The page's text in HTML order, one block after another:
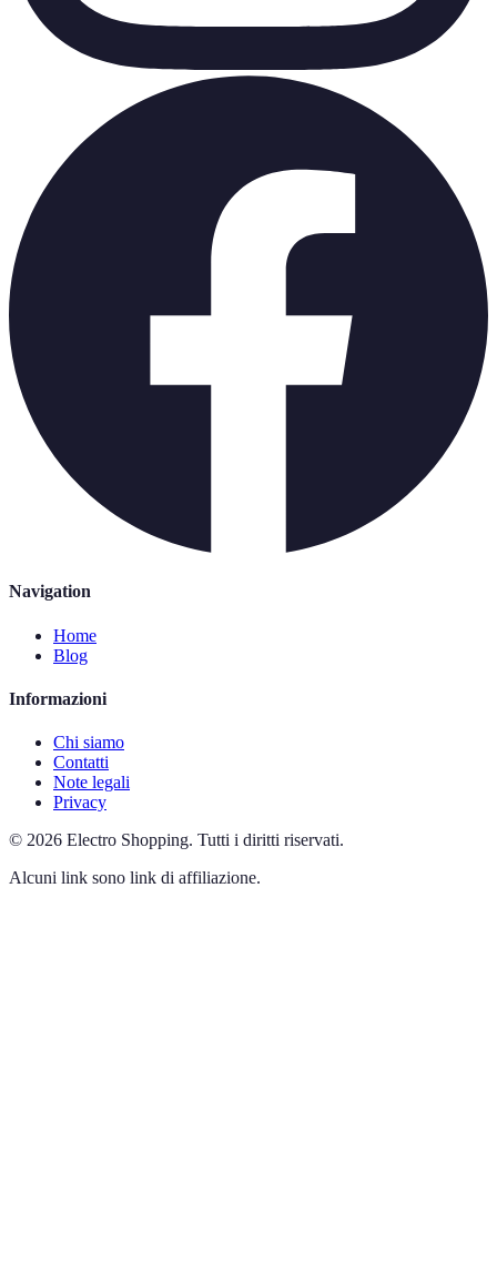
Navigation
Home
Blog
Informazioni
Chi siamo
Contatti
Note legali
Privacy
© 2026 Electro Shopping. Tutti i diritti riservati.
Alcuni link sono link di affiliazione.